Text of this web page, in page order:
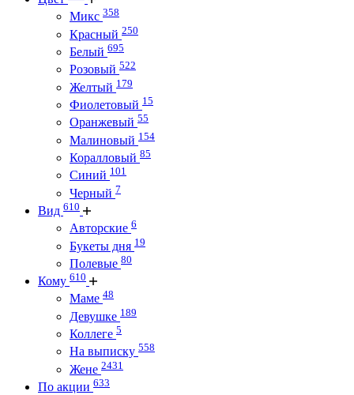
Микс 358
Красный 250
Белый 695
Розовый 522
Желтый 179
Фиолетовый 15
Оранжевый 55
Малиновый 154
Коралловый 85
Синий 101
Черный 7
Вид 610
Авторские 6
Букеты дня 19
Полевые 80
Кому 610
Маме 48
Девушке 189
Коллеге 5
На выписку 558
Жене 2431
По акции 633